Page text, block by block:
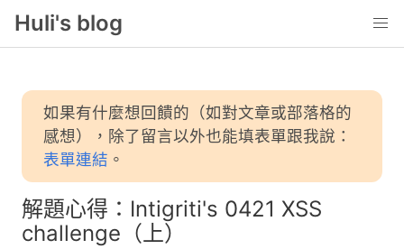
Huli's blog
如果有什麼想回饋的（如對文章或部落格的
感想），除了留言以外也能填表單跟我說：
表單連結 。
解題心得：Intigriti's 0421 XSS
challenge（上）